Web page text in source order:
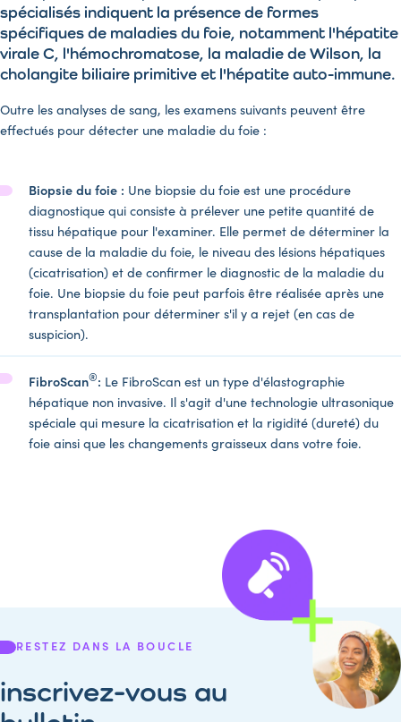
spécialisés indiquent la présence de formes
spécifiques de maladies du foie, notamment l'hépatite
virale C, l'hémochromatose, la maladie de Wilson, la
cholangite biliaire primitive et l'hépatite auto-immune.
Outre les analyses de sang, les examens suivants peuvent être
effectués pour détecter une maladie du foie :
Biopsie du foie : Une biopsie du foie est une procédure
diagnostique qui consiste à prélever une petite quantité de
tissu hépatique pour l'examiner. Elle permet de déterminer la
cause de la maladie du foie, le niveau des lésions hépatiques
(cicatrisation) et de confirmer le diagnostic de la maladie du
foie. Une biopsie du foie peut parfois être réalisée après une
transplantation pour déterminer s'il y a rejet (en cas de
suspicion).
FibroScan®: Le FibroScan est un type d'élastographie
hépatique non invasive. Il s'agit d'une technologie ultrasonique
spéciale qui mesure la cicatrisation et la rigidité (dureté) du
foie ainsi que les changements graisseux dans votre foie.
RESTEZ DANS LA BOUCLE
inscrivez-vous au